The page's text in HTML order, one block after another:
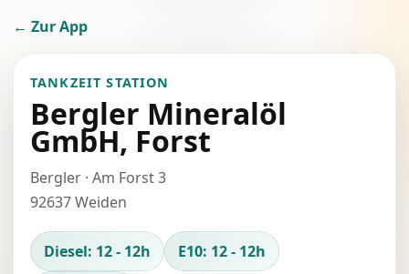
← Zur App
TANKZEIT STATION
Bergler Mineralöl
GmbH, Forst
Bergler · Am Forst 3
92637 Weiden
Diesel: 12 - 12h
E10: 12 - 12h